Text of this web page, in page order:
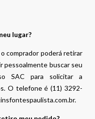
lugar?
comprador poderá retirar
pessoalmente buscar seu
SAC para solicitar a
O telefone é (11) 3292-